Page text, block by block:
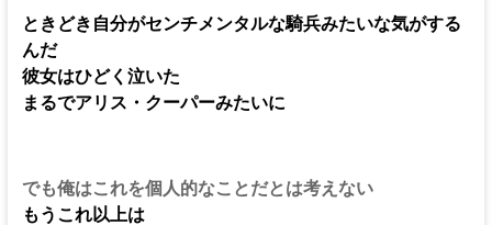
ときどき自分がセンチメンタルな騎兵みたいな気がする
んだ
彼女はひどく泣いた
まるでアリス・クーパーみたいに
でも俺はこれを個人的なことだとは考えない
もうこれ以上は